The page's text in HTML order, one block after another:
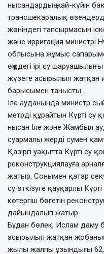
нысандардың жай-күйін
трансшекаралық
жөніндегі тапсырмасын
және ирригация министрі
облысына жұмыс
өңірдегі ірі су
жүзеге асырылып жатқан
барысымен танысты.
Іле ауданында министр
метрді құрайтын Күрті су
нысан Іле және Жамбыл
суармалы жерді сумен
Қазіргі уақытта Күрті су
реконструкциялауға
жатыр. Сонымен қатар
су өткізуге қауқарлы
көтергіш бөгетін
дайындалып жатыр.
Бұдан бөлек, Ислам даму
асырылып жатқан
жылы жалпы ұзындығы